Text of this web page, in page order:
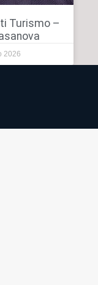
Turismo –
2026